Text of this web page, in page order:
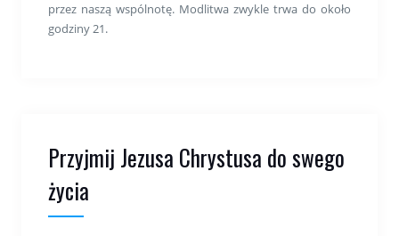
przez naszą wspólnotę. Modlitwa zwykle trwa do około
godziny 21.
Przyjmij Jezusa Chrystusa do swego
życia